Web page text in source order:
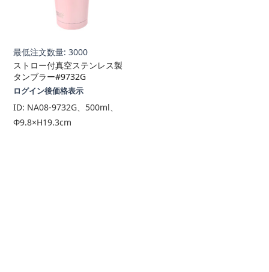
最低注文数量: 3000
ストロー付真空ステンレス製
タンブラー#9732G
ログイン後価格表示
ID: NA08-9732G、500ml、
Φ9.8×H19.3cm